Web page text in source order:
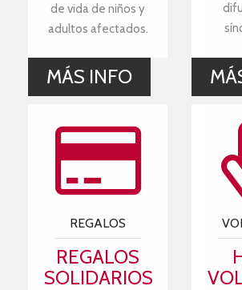
de vida de niños y
adultos afectados.
MÁS INFO
REGALOS
REGALOS
SOLIDARIOS